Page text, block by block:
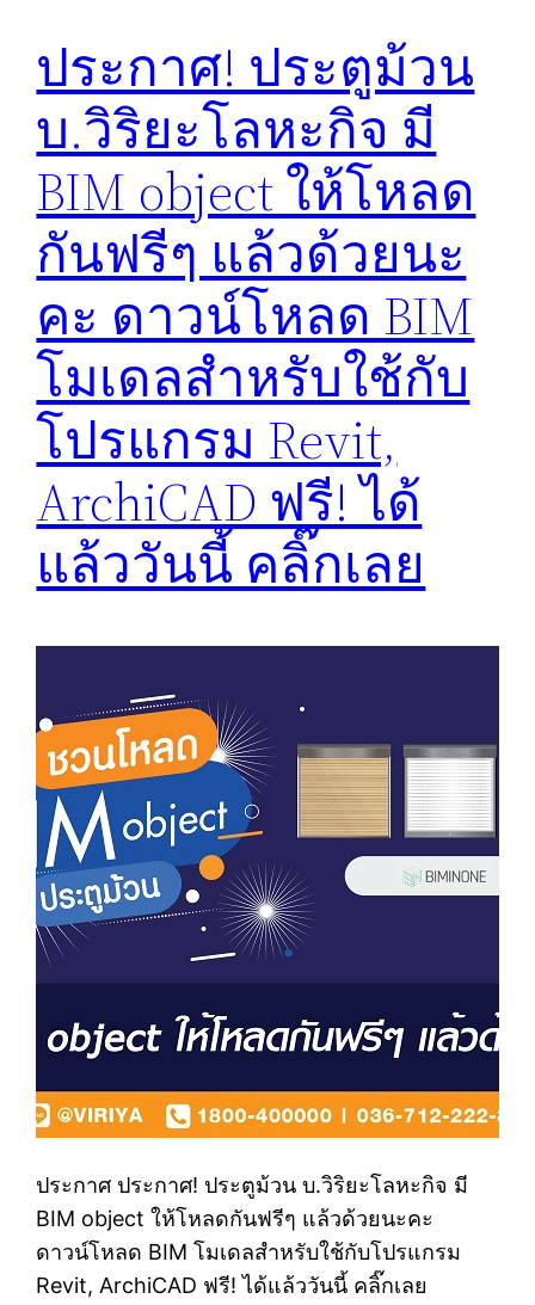
ประกาศ! ประตูม้วน
บ.วิริยะโลหะกิจ มี
BIM object ให้โหลด
กันฟรีๆ แล้วด้วยนะ
คะ ดาวน์โหลด BIM
โมเดลสำหรับใช้กับ
โปรแกรม Revit,
ArchiCAD ฟรี! ได้
แล้ววันนี้ คลิ๊กเลย
ประกาศ ประกาศ! ประตูม้วน บ.วิริยะโลหะกิจ มี
BIM object ให้โหลดกันฟรีๆ แล้วด้วยนะคะ
ดาวน์โหลด BIM โมเดลสำหรับใช้กับโปรแกรม
Revit, ArchiCAD ฟรี! ได้แล้ววันนี้ คลิ๊กเลย